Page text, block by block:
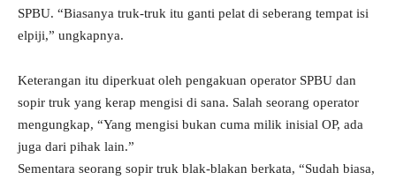
SPBU. “Biasanya truk-truk itu ganti pelat di seberang tempat isi
elpiji,” ungkapnya.
Keterangan itu diperkuat oleh pengakuan operator SPBU dan
sopir truk yang kerap mengisi di sana. Salah seorang operator
mengungkap, “Yang mengisi bukan cuma milik inisial OP, ada
juga dari pihak lain.”
Sementara seorang sopir truk blak-blakan berkata, “Sudah biasa,